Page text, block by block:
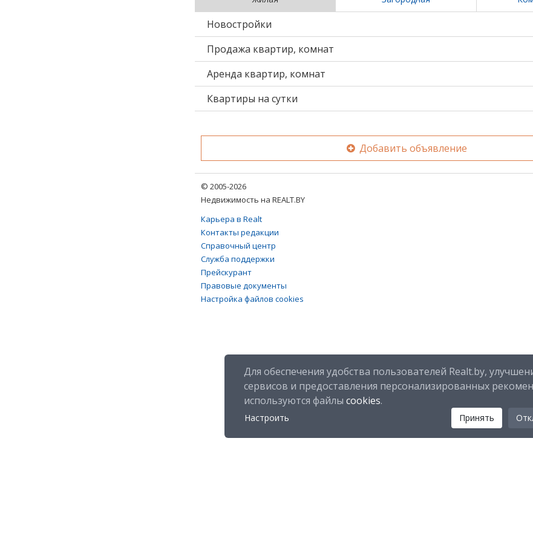
Новостройки
Продажа квартир, комнат
Аренда квартир, комнат
Квартиры на сутки
Добавить объявление
© 2005-2026
Недвижимость на REALT.BY
Карьера в Realt
Контакты редакции
Справочный центр
Служба поддержки
Прейскурант
Правовые документы
Настройка файлов cookies
Для обеспечения удобства пользователей Realt.by,
сервисов и предоставления персонализированных
используются файлы cookies.
Настроить Принять